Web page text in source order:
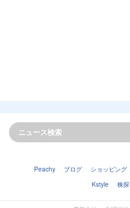
Peachy ブログ ショッピング
Kstyle
株探